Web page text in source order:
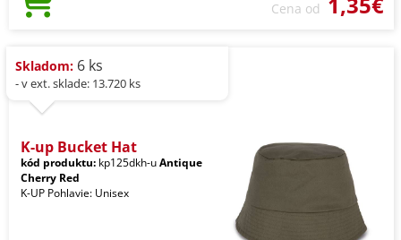
Cena od
Skladom: 6 ks
- v ext. sklade: 13.720 ks
K-up Bucket Hat
kód produktu: kp125dkh-uAntique
Cherry Red
K-UP Pohlavie: Unisex